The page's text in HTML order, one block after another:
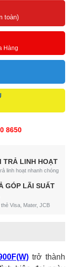
quần áo
trẻ em
toàn)
Hàng
8650
TRẢ LINH HOẠT
linh hoạt nhanh chóng
GÓP LÃI SUẤT
Visa, Mater, JCB
trở thành